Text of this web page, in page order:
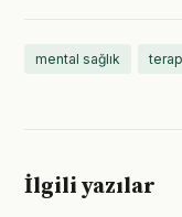
mental sağlık
İlgili yazılar